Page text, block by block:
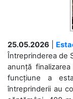
25.05.2026
Întreprinderea de
anunță
funcțiune a
întreprinderii au